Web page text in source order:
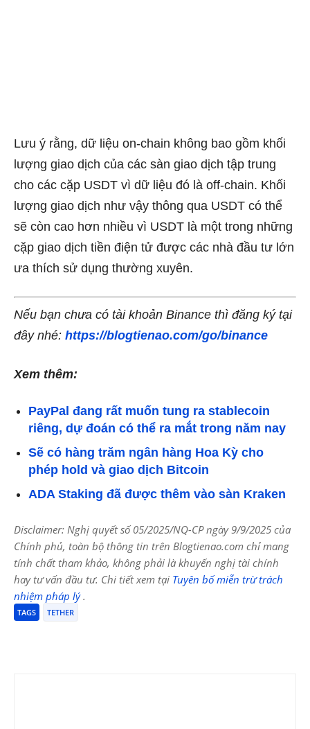
Lưu ý rằng, dữ liệu on-chain không bao gồm khối
lượng giao dịch của các sàn giao dịch tập trung
cho các cặp USDT vì dữ liệu đó là off-chain. Khối
lượng giao dịch như vậy thông qua USDT có thể
sẽ còn cao hơn nhiều vì USDT là một trong những
cặp giao dịch tiền điện tử được các nhà đầu tư lớn
ưa thích sử dụng thường xuyên.
Nếu bạn chưa có tài khoản Binance thì đăng ký tại
đây nhé: https://blogtienao.com/go/binance
Xem thêm:
PayPal đang rất muốn tung ra stablecoin
riêng, dự đoán có thể ra mắt trong năm nay
Sẽ có hàng trăm ngân hàng Hoa Kỳ cho
phép hold và giao dịch Bitcoin
ADA Staking đã được thêm vào sàn Kraken
Disclaimer: Nghị quyết số 05/2025/NQ-CP ngày 9/9/2025 của
Chính phủ, toàn bộ thông tin trên Blogtienao.com chỉ mang
tính chất tham khảo, không phải là khuyến nghị tài chính
hay tư vấn đầu tư. Chi tiết xem tại Tuyên bố miễn trừ trách
nhiệm pháp lý.
TAGS TETHER